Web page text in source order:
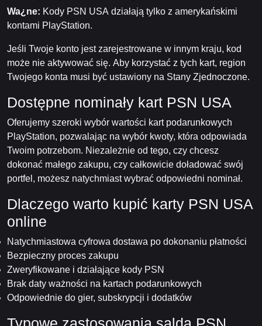
Wa¿ne: Kody PSN USA działają tylko z amerykańskimi
kontami PlayStation.
Jeśli Twoje konto jest zarejestrowane w innym kraju, kod
może nie aktywować się. Aby korzystać z tych kart, region
Twojego konta musi być ustawiony na Stany Zjednoczone.
Dostępne nominały kart PSN USA
Oferujemy szeroki wybór wartości kart podarunkowych
PlayStation, pozwalając na wybór kwoty, która odpowiada
Twoim potrzebom. Niezależnie od tego, czy chcesz
dokonać małego zakupu, czy całkowicie doładować swój
portfel, możesz natychmiast wybrać odpowiedni nominał.
Dlaczego warto kupić karty PSN USA
online
Natychmiastowa cyfrowa dostawa po dokonaniu płatności
Bezpieczny proces zakupu
Zweryfikowane i działające kody PSN
Brak daty ważności na kartach podarunkowych
Odpowiednie do gier, subskrypcji i dodatków